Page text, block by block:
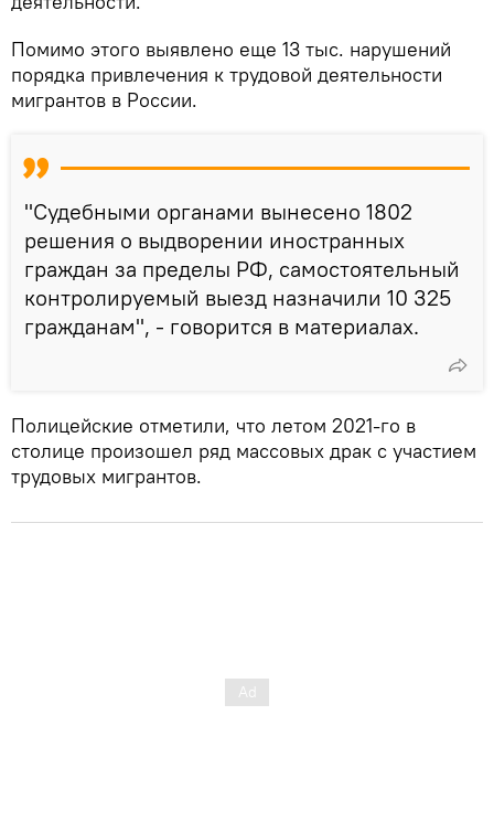
Помимо этого выявлено еще 13 тыс. нарушений
порядка привлечения к трудовой деятельности
мигрантов в России.
"Судебными органами вынесено 1802
решения о выдворении иностранных
граждан за пределы РФ, самостоятельный
контролируемый выезд назначили 10 325
гражданам", - говорится в материалах.
Полицейские отметили, что летом 2021-го в
столице произошел ряд массовых драк с участием
трудовых мигрантов.